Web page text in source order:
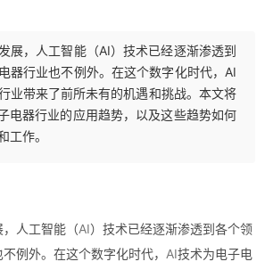
展，人工智能（AI）技术已经逐渐渗透到
器行业也不例外。在这个数字化时代，AI
业带来了前所未有的机遇和挑战。本文将
电器行业的应用趋势，以及这些趋势如何
工作。
人工智能（AI）技术已经逐渐渗透到各个领
例外。在这个数字化时代， AI技术为电子电